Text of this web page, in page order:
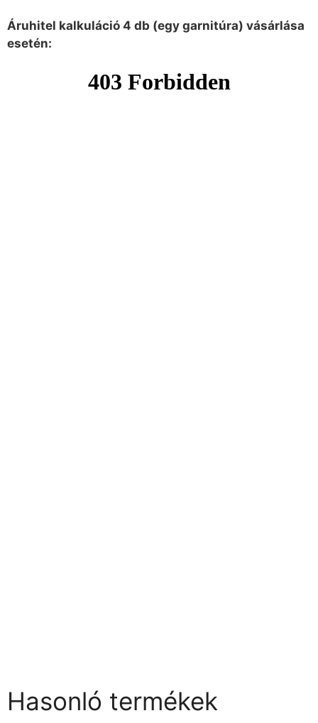
Áruhitel kalkuláció 4 db (egy garnitúra) vásárlása
esetén:
Hasonló termékek